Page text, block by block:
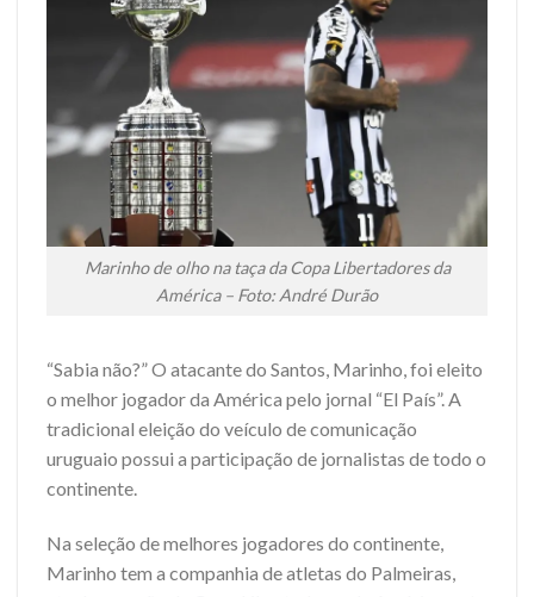
Marinho de olho na taça da Copa Libertadores da
América – Foto: André Durão
“Sabia não?” O atacante do Santos, Marinho, foi eleito
o melhor jogador da América pelo jornal “El País”. A
tradicional eleição do veículo de comunicação
uruguaio possui a participação de jornalistas de todo o
continente.
Na seleção de melhores jogadores do continente,
Marinho tem a companhia de atletas do Palmeiras,